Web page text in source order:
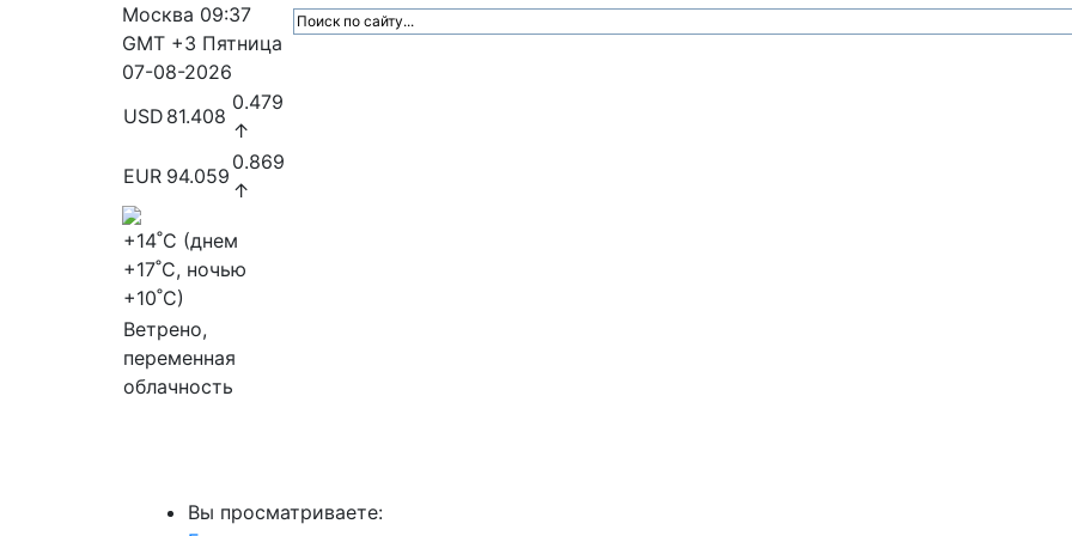
Москва 09:37
GMT +3 Пятница
07-08-2026
USD 81.408
0.479
↑
EUR 94.059
0.869
↑
+14˚C (днем
+17˚C, ночью
+10˚C)
Ветрено,
переменная
облачность
Вы просматриваете: